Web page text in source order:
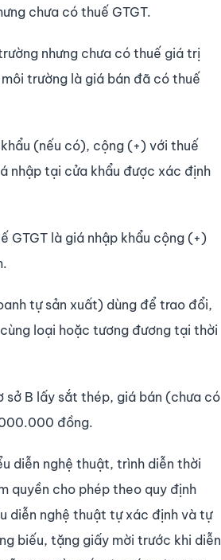
chưa có thuế GTGT.
nhưng chưa có thuế giá trị
trường là giá bán đã có thuế
(nếu có), cộng (+) với thuế
nhập tại cửa khẩu được xác định
GTGT là giá nhập khẩu cộng (+)
tự sản xuất) dùng để trao đổi,
loại hoặc tương đương tại thời
B lấy sắt thép, giá bán (chưa có
đồng.
diễn nghệ thuật, trình diễn thời
quyền cho phép theo quy định
diễn nghệ thuật tự xác định và tự
biếu, tặng giấy mời trước khi diễn